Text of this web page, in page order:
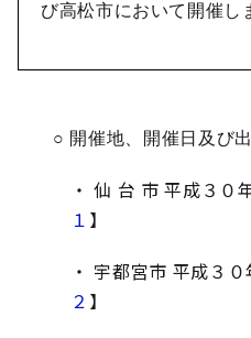
び高松市において開催し
○ 開催地、開催日及び
・ 仙 台 市 平成３０
１ 】
・ 宇都宮市 平成３
２ 】